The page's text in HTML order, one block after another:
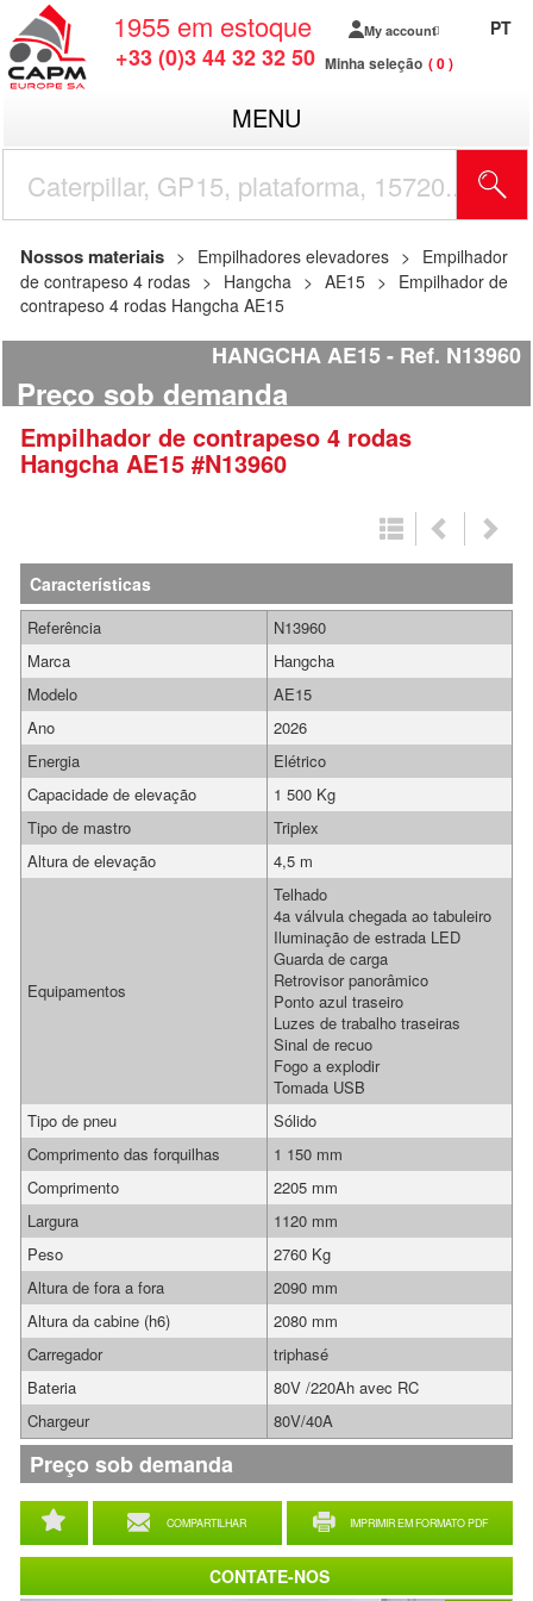
1955 em estoque
+33 (0)3 44 32 32 50
My account
Minha seleção 0
PT
MENU
Nossos materiais Empilhadores elevadores
Empilhador
de contrapeso 4 rodas
Hangcha AE15
Empilhador de
contrapeso 4 rodas Hangcha AE15
HANGCHA AE15 Ref. N13960
Preço sob demanda
Empilhador de contrapeso 4 rodas
Hangcha AE15 #N13960
Características
COMPARTILHAR IMPRIMIR EM FORMATO PDF
Referência
N13960
Marca
Hangcha
Modelo
AE15
Ano
2026
Energia
Elétrico
Capacidade de elevação
1 500 Kg
Tipo de mastro
Triplex
Altura de elevação
4,5 m
Equipamentos
Telhado
4a válvula chegada ao tabuleiro
Iluminação de estrada LED
Guarda de carga
Retrovisor panorâmico
Ponto azul traseiro
Luzes de trabalho traseiras
Sinal de recuo
Fogo a explodir
Tomada USB
Tipo de pneu
Sólido
Comprimento das forquilhas
1 150 mm
Comprimento
2205 mm
Largura
1120 mm
Peso
2760 Kg
Altura de fora a fora
2090 mm
Altura da cabine (h6)
2080 mm
Carregador
triphasé
Bateria
80V /220Ah avec RC
Chargeur
80V/40A
Preço sob demanda
CONTATE-NOS